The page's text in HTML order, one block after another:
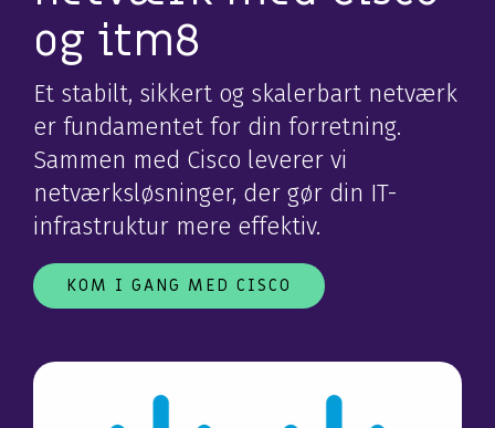
og itm8
Et stabilt, sikkert og skalerbart netværk
er fundamentet for din forretning.
Sammen med Cisco leverer vi
netværksløsninger, der gør din IT-
infrastruktur mere effektiv.
KOM I GANG MED CISCO